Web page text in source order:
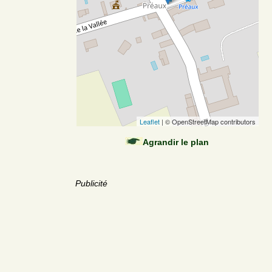
Leaflet | © OpenStreetMap contributors
Agrandir le plan
Publicité